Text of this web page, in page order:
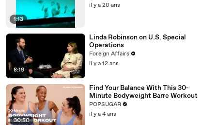
1:13
il y a 20 ans
8:19
Linda Robinson on U.S. Special
Operations
Foreign Affairs
il y a 12 ans
30:50
Find Your Balance With This 30-
Minute Bodyweight Barre Workout
POPSUGAR
il y a 4 ans